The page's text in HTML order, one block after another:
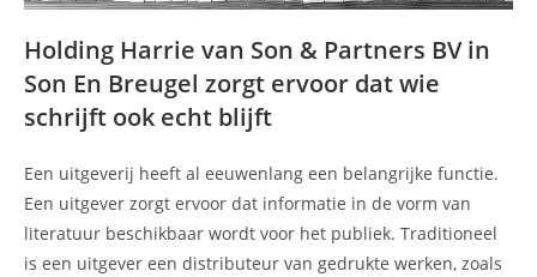
Holding Harrie van Son & Partners BV in
Son En Breugel zorgt ervoor dat wie
schrijft ook echt blijft
Een uitgeverij heeft al eeuwenlang een belangrijke functie.
Een uitgever zorgt ervoor dat informatie in de vorm van
literatuur beschikbaar wordt voor het publiek. Traditioneel
is een uitgever een distributeur van gedrukte werken, zoals